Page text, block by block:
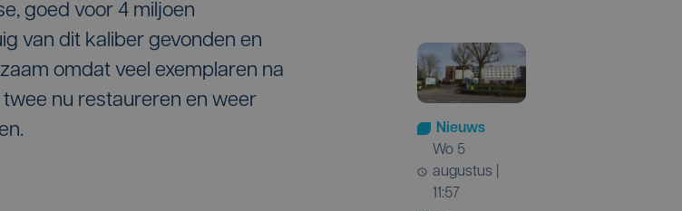
goed voor 4 miljoen
van dit kaliber gevonden en
omdat veel exemplaren na
nu restaureren en weer
Nieuws
wo 5
augustus |
11:57